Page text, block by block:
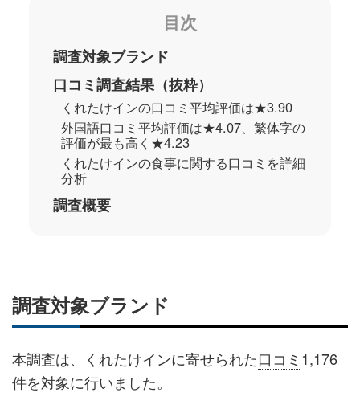
目次
調査対象ブランド
口コミ調査結果（抜粋）
くれたけインの口コミ平均評価は★3.90
外国語口コミ平均評価は★4.07、繁体字の
評価が最も高く★4.23
くれたけインの食事に関する口コミを詳細
分析
調査概要
調査対象ブランド
本調査は、くれたけインに寄せられた口コミ 1,176
件を対象に行いました。